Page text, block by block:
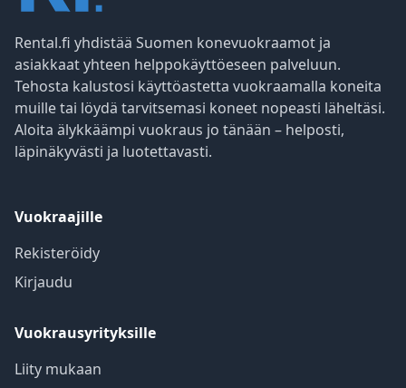
Rental.fi yhdistää Suomen konevuokraamot ja
asiakkaat yhteen helppokäyttöeseen palveluun.
Tehosta kalustosi käyttöastetta vuokraamalla koneita
muille tai löydä tarvitsemasi koneet nopeasti läheltäsi.
Aloita älykkäämpi vuokraus jo tänään – helposti,
läpinäkyvästi ja luotettavasti.
Vuokraajille
Rekisteröidy
Kirjaudu
Vuokrausyrityksille
Liity mukaan